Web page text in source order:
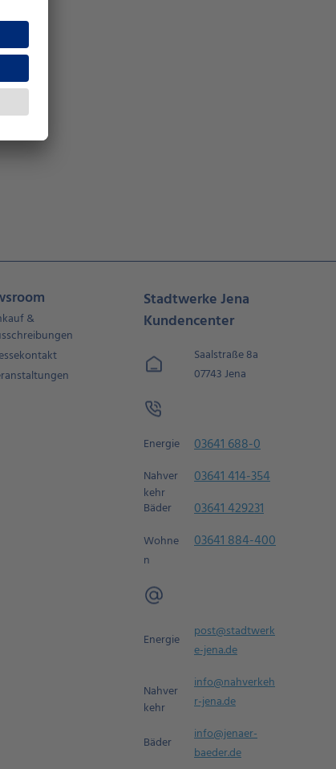
&
Stadtwerke Jena
Kundencenter
Saalstraße 8a
07743 Jena
Energie 03641 688-0
Nahver
kehr
03641 414-354
Bäder 03641 429231
Wohne
n
03641 884-400
Energie
post@stadtwerk
e-jena.de
Nahver
kehr
info@nahverkeh
r-jena.de
Bäder
info@jenaer-
baeder.de